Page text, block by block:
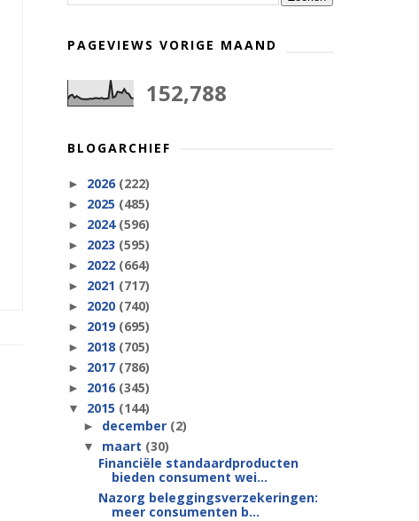
PAGEVIEWS VORIGE MAAND
152,788
BLOGARCHIEF
► 2026 (222)
► 2025 (485)
► 2024 (596)
► 2023 (595)
► 2022 (664)
► 2021 (717)
► 2020 (740)
► 2019 (695)
► 2018 (705)
► 2017 (786)
► 2016 (345)
▼ 2015 (144)
► december (2)
▼ maart (30)
Financiële standaardproducten
bieden consument wei...
Nazorg beleggingsverzekeringen:
meer consumenten b...